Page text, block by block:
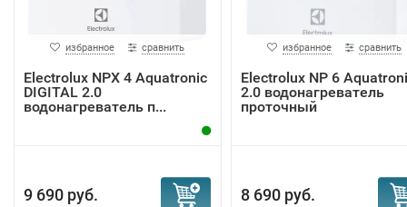
избранное сравнить
Electrolux NPX 4 Aquatronic
DIGITAL 2.0
водонагреватель п...
9 690 руб.
избранное сравнить
Electrolux NP 6
2.0 водонагреватель
проточный
8 690 руб.